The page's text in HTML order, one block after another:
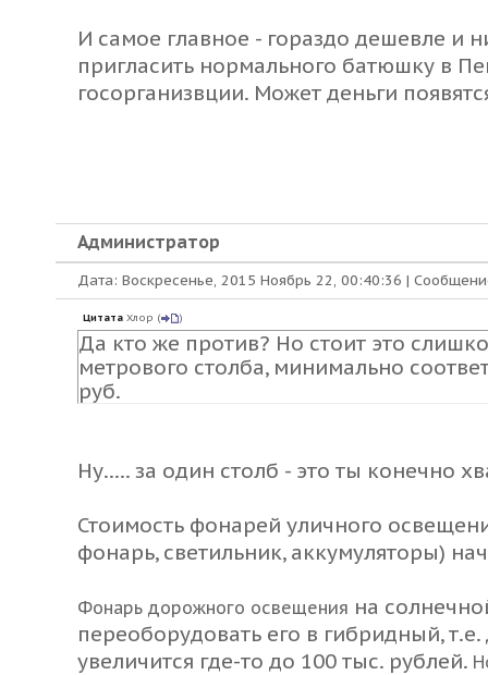
И самое главное - гораздо дешевле и
пригласить нормального батюшку в
госорганизвции. Может деньги
Администратор
Дата: Воскресенье, 2015 Ноябрь 22, 00:40:36 |
Цитата Хлор ( )
Да кто же против? Но стоит это
метрового столба, минимально
руб.
Ну..... за один столб - это ты конечно
Стоимость фонарей уличного
фонарь, светильник, аккумуляторы)
Фонарь дорожного освещения на
переоборудовать его в гибридный,
увеличится где-то до 100 тыс. рублей.